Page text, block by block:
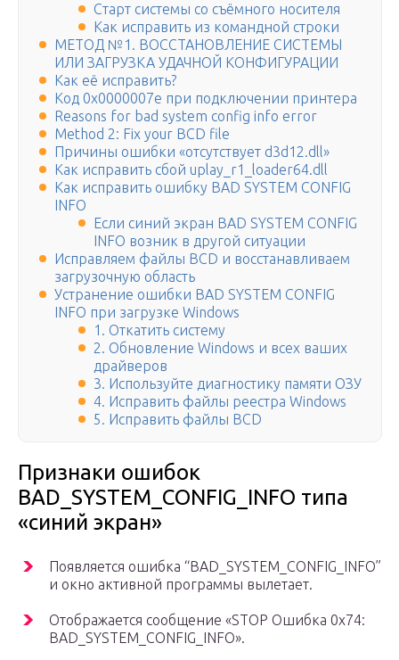
Старт системы со съёмного носителя
Как исправить из командной строки
МЕТОД №1. ВОССТАНОВЛЕНИЕ СИСТЕМЫ
ИЛИ ЗАГРУЗКА УДАЧНОЙ КОНФИГУРАЦИИ
Как её исправить?
Код 0x0000007e при подключении принтера
Reasons for bad system config info error
Method 2: Fix your BCD file
Причины ошибки «отсутствует d3d12.dll»
Как исправить сбой uplay_r1_loader64.dll
Как исправить ошибку BAD SYSTEM CONFIG
INFO
Если синий экран BAD SYSTEM CONFIG
INFO возник в другой ситуации
Исправляем файлы BCD и восстанавливаем
загрузочную область
Устранение ошибки BAD SYSTEM CONFIG
INFO при загрузке Windows
1. Откатить систему
2. Обновление Windows и всех ваших
драйверов
3. Используйте диагностику памяти ОЗУ
4. Исправить файлы реестра Windows
5. Исправить файлы BCD
Признаки ошибок
BAD_SYSTEM_CONFIG_INFO типа
«синий экран»
Появляется ошибка “BAD_SYSTEM_CONFIG_INFO”
и окно активной программы вылетает.
Отображается сообщение «STOP Ошибка 0x74:
BAD_SYSTEM_CONFIG_INFO».